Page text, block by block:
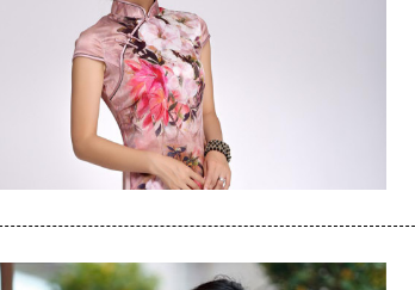
冬季粉红色狗尾巴草人像
秋日拾掇 +10
小瀑布，丝滑流淌
乙巳初冬拾掇（1）